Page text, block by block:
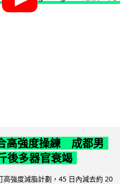
高強度操練 成都男
後多器官衰竭
高強度減脂計劃，45 日內減去約 20